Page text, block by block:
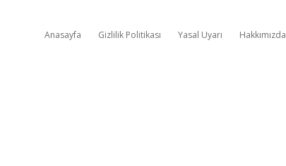
Anasayfa Gizlilik Politikası Yasal Uyarı Hakkımızda